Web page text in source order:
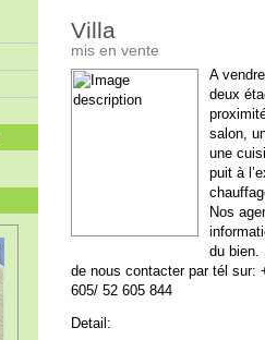
Villa
mis en vente
A
deux
salon,
une
puit à
Nos
du bien.
de nous contacter par tél sur:
605/ 52 605 844
Detail: